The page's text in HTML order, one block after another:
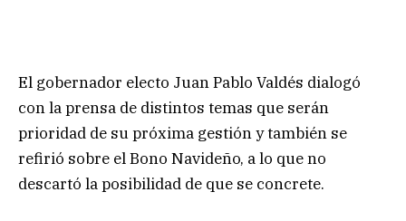
El gobernador electo Juan Pablo Valdés dialogó
con la prensa de distintos temas que serán
prioridad de su próxima gestión y también se
refirió sobre el Bono Navideño, a lo que no
descartó la posibilidad de que se concrete.